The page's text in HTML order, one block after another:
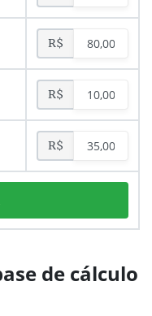
R$
R$
R$
de cálculo